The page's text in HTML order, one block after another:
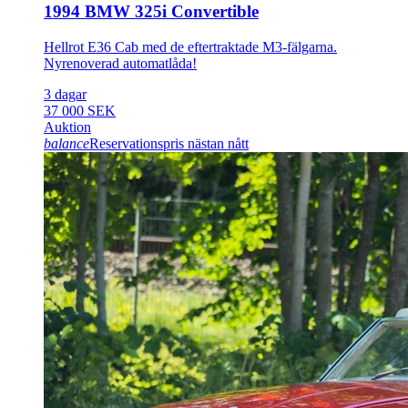
1994 BMW 325i Convertible
Hellrot E36 Cab med de eftertraktade M3-fälgarna.
Nyrenoverad automatlåda!
3 dagar
37 000 SEK
Auktion
balanceReservationspris nästan nått